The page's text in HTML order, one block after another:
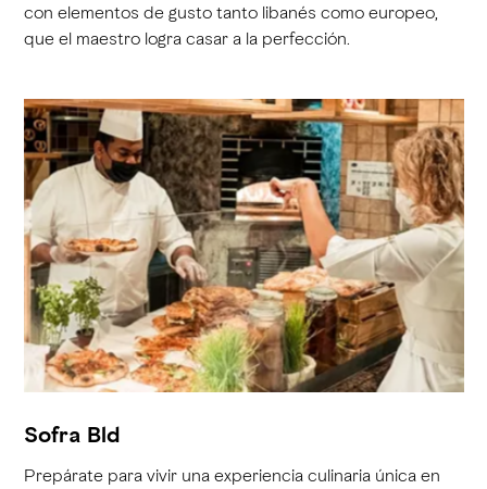
con elementos de gusto tanto libanés como europeo,
que el maestro logra casar a la perfección.
Sofra Bld
Prepárate para vivir una experiencia culinaria única en